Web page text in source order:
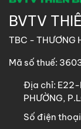
BVTV
TBC - THƯƠNG
Mã số thuế:
Địa chỉ: E22-
PHƯỜNG,
Số điện